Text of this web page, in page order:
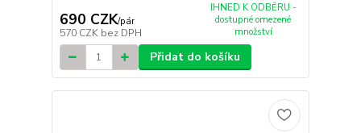
690 CZK/pár
570 CZK bez DPH
IHNED K ODBĚRU -
dostupné omezené
množství
Přidat do košíku